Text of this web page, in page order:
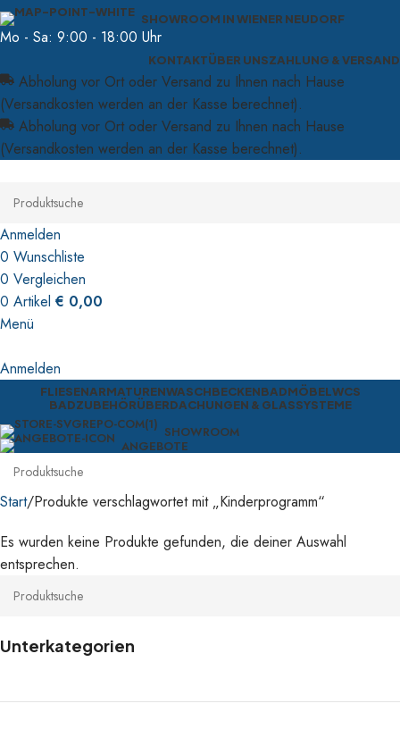
SHOWROOM IN WIENER NEUDORF
Mo - Sa: 9:00 - 18:00 Uhr
KONTAKTÜBER UNSZAHLUNG & VERSAND
Abholung vor Ort oder Versand zu Ihnen nach Hause
(Versandkosten werden an der Kasse berechnet).
Abholung vor Ort oder Versand zu Ihnen nach Hause
(Versandkosten werden an der Kasse berechnet).
Anmelden
0 Wunschliste
0 Vergleichen
0 Artikel € 0,00
Menü
Anmelden
FLIESENARMATURENWASCHBECKENBADMÖBELWCS
BADZUBEHÖRÜBERDACHUNGEN & GLASSYSTEME
SHOWROOM
ANGEBOTE
Unterkategorien
Start Produkte verschlagwortet mit „Kinderprogramm“
Es wurden keine Produkte gefunden, die deiner Auswahl
entsprechen.